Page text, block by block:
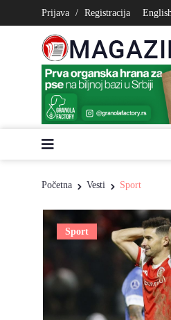
Prijava / Registracija
Početna Vesti Sport
Sport